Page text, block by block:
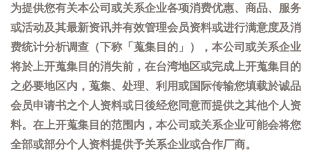
为提供您有关本公司或关系企业各项消费优惠、商品、服务
或活动及其最新资讯并有效管理会员资料或进行满意度及消
费统计分析调查（下称「蒐集目的」），本公司或关系企业
将於上开蒐集目的消失前，在台湾地区或完成上开蒐集目的
之必要地区内，蒐集、处理、利用或国际传输您填载於诚品
会员申请书之个人资料或日後经您同意而提供之其他个人资
料。在上开蒐集目的范围内，本公司或关系企业可能会将您
全部或部分个人资料提供予关系企业或合作厂商。